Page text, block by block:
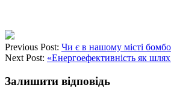
Previous Post: Чи є в нашому місті
Next Post: «Енергоефективність як
Залишити відповідь